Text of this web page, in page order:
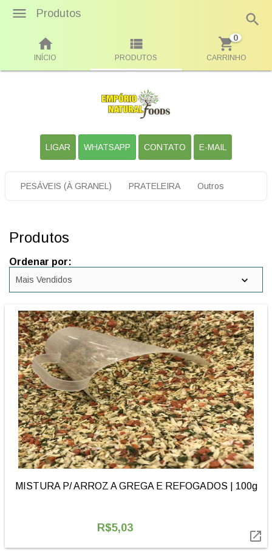
Produtos
INÍCIO PRODUTOS CARRINHO
0
LIGAR WHATSAPP CONTATO E-MAIL
PESÁVEIS (À GRANEL) PRATELEIRA Outros
Produtos
Ordenar por:
MISTURA P/ ARROZ A GREGA E REFOGADOS | 100g
R$5,03
